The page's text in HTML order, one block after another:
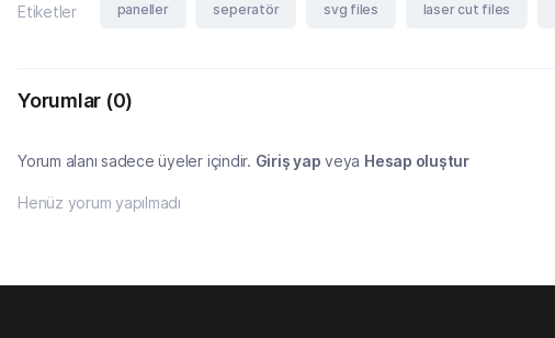
Etiketler paneller seperatör svg files laser cut files
Yorumlar (0)
Yorum alanı sadece üyeler içindir. Giriş yap veya Hesap oluştur
Henüz yorum yapılmadı